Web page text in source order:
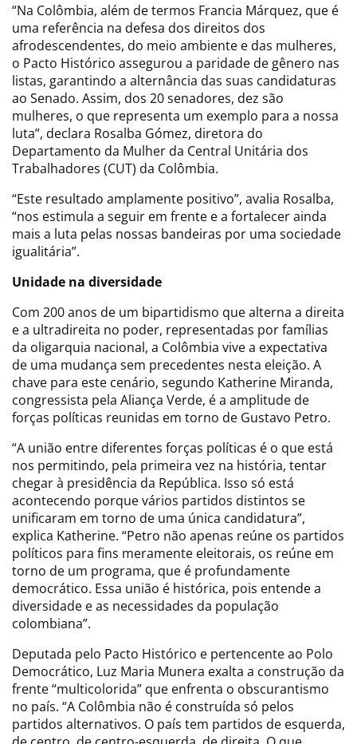
“Na Colômbia, além de termos Francia Márquez, que é
uma referência na defesa dos direitos dos
afrodescendentes, do meio ambiente e das mulheres,
o Pacto Histórico assegurou a paridade de gênero nas
listas, garantindo a alternância das suas candidaturas
ao Senado. Assim, dos 20 senadores, dez são
mulheres, o que representa um exemplo para a nossa
luta”, declara Rosalba Gómez, diretora do
Departamento da Mulher da Central Unitária dos
Trabalhadores (CUT) da Colômbia.
“Este resultado amplamente positivo”, avalia Rosalba,
“nos estimula a seguir em frente e a fortalecer ainda
mais a luta pelas nossas bandeiras por uma sociedade
igualitária”.
Unidade na diversidade
Com 200 anos de um bipartidismo que alterna a direita
e a ultradireita no poder, representadas por famílias
da oligarquia nacional, a Colômbia vive a expectativa
de uma mudança sem precedentes nesta eleição. A
chave para este cenário, segundo Katherine Miranda,
congressista pela Aliança Verde, é a amplitude de
forças políticas reunidas em torno de Gustavo Petro.
“A união entre diferentes forças políticas é o que está
nos permitindo, pela primeira vez na história, tentar
chegar à presidência da República. Isso só está
acontecendo porque vários partidos distintos se
unificaram em torno de uma única candidatura”,
explica Katherine. “Petro não apenas reúne os partidos
políticos para fins meramente eleitorais, os reúne em
torno de um programa, que é profundamente
democrático. Essa união é histórica, pois entende a
diversidade e as necessidades da população
colombiana”.
Deputada pelo Pacto Histórico e pertencente ao Polo
Democrático, Luz Maria Munera exalta a construção da
frente “multicolorida” que enfrenta o obscurantismo
no país. “A Colômbia não é construída só pelos
partidos alternativos. O país tem partidos de esquerda,